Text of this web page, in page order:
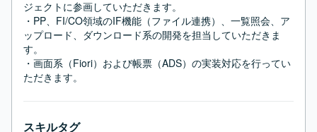
ジェクトに参画していただきます。
・PP、FI/CO領域のIF機能（ファイル連携）、一覧照会、ア
ップロード、ダウンロード系の開発を担当していただきま
す。
・画面系（Fiori）および帳票（ADS）の実装対応を行ってい
ただきます。
スキルタグ